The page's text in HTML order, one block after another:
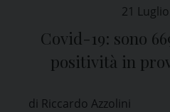
21
Covid-19: sono
positività in
di Riccardo Azzolini